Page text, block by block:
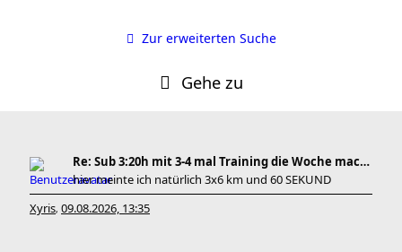
Zur erweiterten Suche
Gehe zu
Re: Sub 3:20h mit 3-4 mal Training die Woche machb
hier meinte ich natürlich 3x6 km und 60 SEKUND
Xyris, 09.08.2026, 13:35